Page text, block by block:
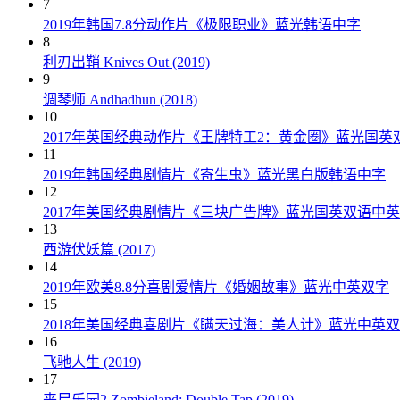
7
2019年韩国7.8分动作片《极限职业》蓝光韩语中字
8
利刃出鞘 Knives Out (2019)
9
调琴师 Andhadhun (2018)
10
2017年英国经典动作片《王牌特工2：黄金圈》蓝光国英
11
2019年韩国经典剧情片《寄生虫》蓝光黑白版韩语中字
12
2017年美国经典剧情片《三块广告牌》蓝光国英双语中
13
西游伏妖篇 (2017)
14
2019年欧美8.8分喜剧爱情片《婚姻故事》蓝光中英双字
15
2018年美国经典喜剧片《瞒天过海：美人计》蓝光中英
16
飞驰人生 (2019)
17